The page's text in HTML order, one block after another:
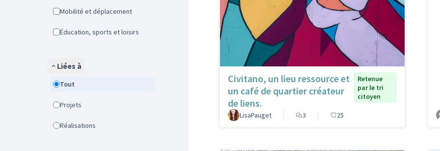
Mobilité et déplacement
Éducation, sports et loisirs
Liées à
Tout
Projets
Réalisations
Civitano, un lieu ressource et
un café de quartier créateur
de liens.
Retenue
par le tri
citoyen
LisaPauget 3 25